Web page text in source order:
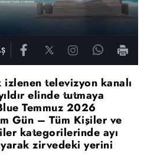
televizyon kanalı
elinde tutmaya
Temmuz 2026
Gün – Tüm Kişiler ve
kategorilerinde ayı
zirvedeki yerini